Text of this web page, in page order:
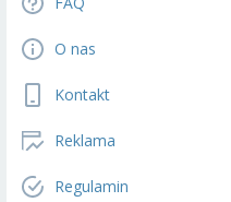
O nas
Kontakt
Reklama
Regulamin